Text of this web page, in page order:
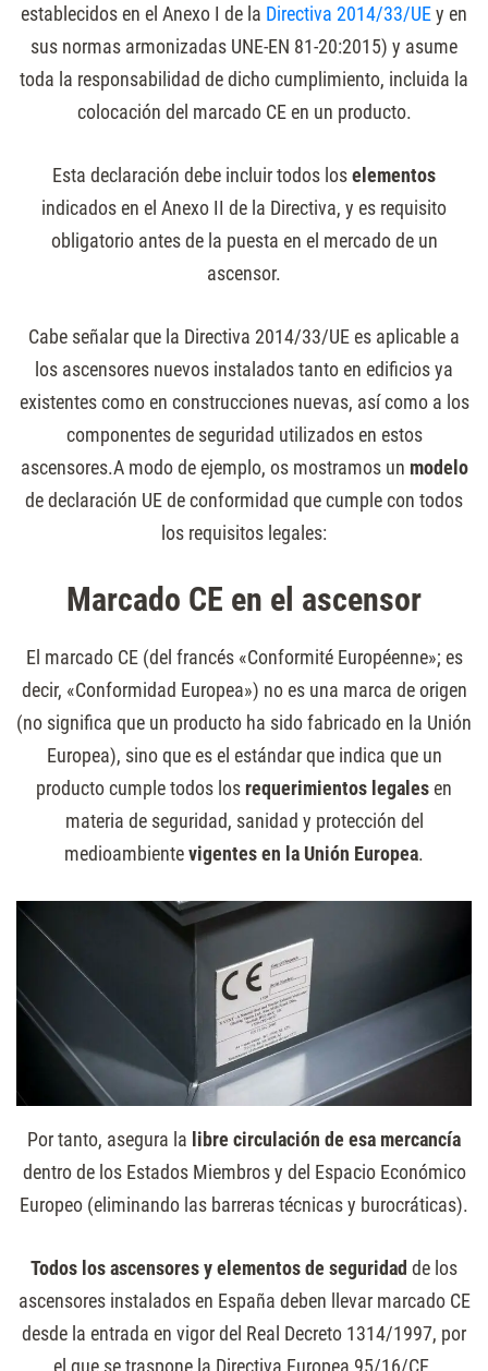
establecidos en el Anexo I de la Directiva 2014/33/UEy en
sus normas armonizadas UNE-EN 81-20:2015) y asume
toda la responsabilidad de dicho cumplimiento, incluida la
colocación del marcado CE en un producto.
Esta declaración debe incluir todos loselementos
indicados en el Anexo II de la Directiva, y es requisito
obligatorio antes de la puesta en el mercado de un
ascensor.
Cabe señalar que la Directiva 2014/33/UE es aplicable a
los ascensores nuevos instalados tanto en edificios ya
existentes como en construcciones nuevas, así como a los
componentes de seguridad utilizados en estos
ascensores.A modo de ejemplo, os mostramos un modelo
de declaración UE de conformidad que cumple con todos
los requisitos legales:
Marcado CE en el ascensor
El marcado CE (del francés «Conformité Européenne»; es
decir, «Conformidad Europea») no es una marca de origen
(no significa que un producto ha sido fabricado en la Unión
Europea), sino que es el estándar que indica que un
producto cumple todos los requerimientos legalesen
materia de seguridad, sanidad y protección del
medioambientevigentes en la Unión Europea.
Por tanto, asegura la libre circulación de esa mercancía
dentro de los Estados Miembros y del Espacio Económico
Europeo (eliminando las barreras técnicas y burocráticas).
Todos los ascensores y elementos de seguridad de los
ascensores instalados en España deben llevar marcado CE
desde la entrada en vigor del Real Decreto 1314/1997, por
el que se traspone la Directiva Europea 95/16/CE.